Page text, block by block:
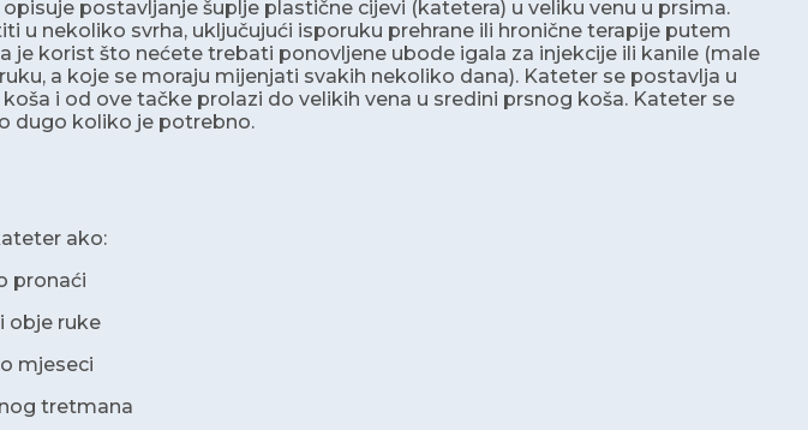
postavljanje šuplje plastične cijevi (katetera) u veliku venu u prsima.
u nekoliko svrha, uključujući isporuku prehrane ili hronične terapije putem
je korist što nećete trebati ponovljene ubode igala za injekcije ili kanile (male
a koje se moraju mijenjati svakih nekoliko dana). Kateter se postavlja u
i od ove tačke prolazi do velikih vena u sredini prsnog koša. Kateter se
dugo koliko je potrebno.
ako:
pronaći
obje ruke
mjeseci
tretmana